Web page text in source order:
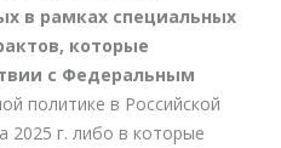
в рамках специальных
которые
с Федеральным
политике в Российской
2025 г. либо в которые